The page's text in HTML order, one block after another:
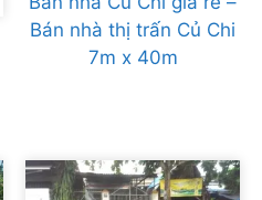
Bán nhà thị trấn Củ Chi
7m x 40m